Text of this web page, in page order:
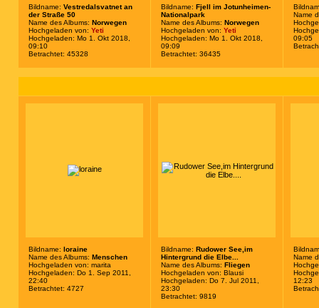
Bildname: Vestredalsvatnet an
der Straße 50
Name des Albums: Norwegen
Hochgeladen von: Yeti
Hochgeladen: Mo 1. Okt 2018,
09:10
Betrachtet: 45328
Bildname: Fjell im Jotunheimen-
Nationalpark
Name des Albums: Norwegen
Hochgeladen von: Yeti
Hochgeladen: Mo 1. Okt 2018,
09:09
Betrachtet: 36435
Name
09:05
Bildname: loraine
Name des Albums: Menschen
Hochgeladen von: marita
Hochgeladen: Do 1. Sep 2011,
22:40
Betrachtet: 4727
Bildname: Rudower See,im
Hintergrund die Elbe...
Name des Albums: Fliegen
Hochgeladen von: Blausi
Hochgeladen: Do 7. Jul 2011,
23:30
Betrachtet: 9819
Name
12:23